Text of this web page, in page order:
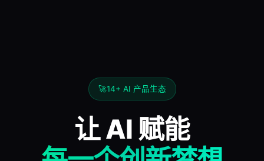
🚀14+ AI 产品生态
让 AI 赋能